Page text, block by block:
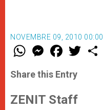
NOVEMBRE 09, 2010 00:00
W
t
s
p
p
M
e
s
e
g
e
F
a
e
b
o
k
w
Share this Entry
ZENIT Staff